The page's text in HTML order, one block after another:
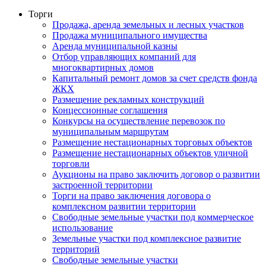
Торги
Продажа, аренда земельных и лесных участков
Продажа муниципального имущества
Аренда муниципальной казны
Отбор управляющих компаний для
многоквартирных домов
Капитальный ремонт домов за счет средств фонда
ЖКХ
Размещение рекламных конструкций
Концессионные соглашения
Конкурсы на осуществление перевозок по
муниципальным маршрутам
Размещение нестационарных торговых объектов
Размещение нестационарных объектов уличной
торговли
Аукционы на право заключить договор о развитии
застроенной территории
Торги на право заключения договора о
комплексном развитии территории
Свободные земельные участки под коммерческое
использование
Земельные участки под комплексное развитие
территорий
Свободные земельные участки